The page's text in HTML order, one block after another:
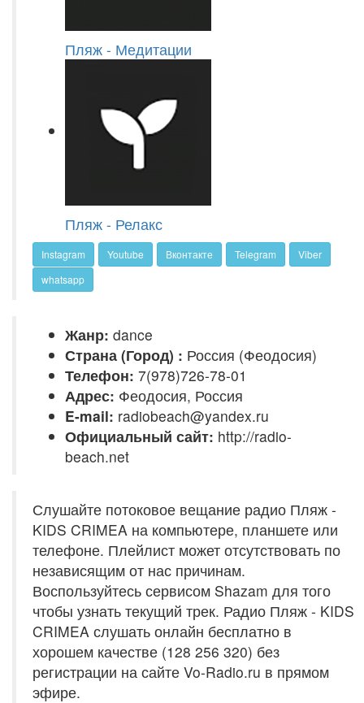
Пляж - Медитации
Пляж - Релакс
Instagram Youtube Вконтакте Telegram
Viber
whatsapp
Жанр: dance
Страна (Город) : Россия (Феодосия)
Телефон: 7(978)726-78-01
Адрес: Феодосия, Россия
E-mail: radiobeach@yandex.ru
Официальный сайт: http://radio-
beach.net
Слушайте потоковое вещание радио Пляж -
KIDS CRIMEA на компьютере, планшете или
телефоне. Плейлист может отсутствовать по
независящим от нас причинам.
Воспользуйтесь сервисом Shazam для того
чтобы узнать текущий трек. Радио Пляж - KIDS
CRIMEA слушать онлайн бесплатно в
хорошем качестве (128 256 320) без
регистрации на сайте Vo-Radio.ru в прямом
эфире.